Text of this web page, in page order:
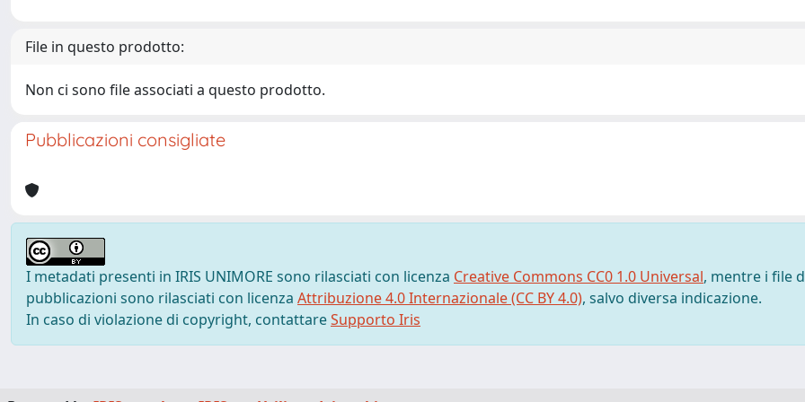
File in questo prodotto:
Non ci sono file associati a questo prodotto.
Pubblicazioni consigliate
I metadati presenti in IRIS UNIMORE sono rilasciati con licenza Creative Commons CC0 1.0 Universal, mentre i file
pubblicazioni sono rilasciati con licenza Attribuzione 4.0 Internazionale (CC BY 4.0), salvo diversa indicazione.
In caso di violazione di copyright, contattareSupporto Iris